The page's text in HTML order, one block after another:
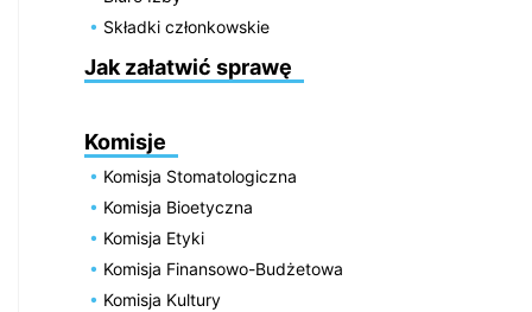
Składki członkowskie
Jak załatwić sprawę
Komisje
Komisja Stomatologiczna
Komisja Bioetyczna
Komisja Etyki
Komisja Finansowo-Budżetowa
Komisja Kultury